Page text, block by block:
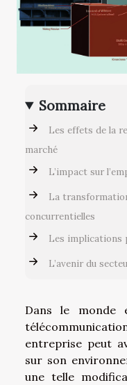
Sommaire
Les effets de la
marché
L’impact sur
La
concurrentielles
Les implications
L’avenir du
Dans le monde
entreprise peut
sur son
une telle